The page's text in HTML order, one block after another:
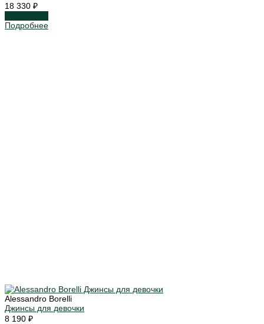
18 330 ₽
Подробнее
Alessandro Borelli
Джинсы для девочки
8 190 ₽